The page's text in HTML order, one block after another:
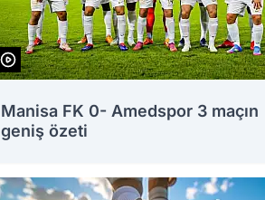
Manisa FK 0- Amedspor 3 maçın
geniş özeti